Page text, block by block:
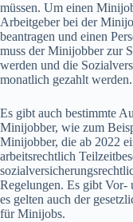
müssen. Um einen
Arbeitgeber bei der
beantragen und einen
muss der Minijobber zur
werden und die
monatlich gezahlt werden.
Es gibt auch bestimmte
Minijobber, wie zum
Minijobber, die ab 2022
arbeitsrechtlich
Regelungen. Es gibt
es gelten auch der
für Minijobs.